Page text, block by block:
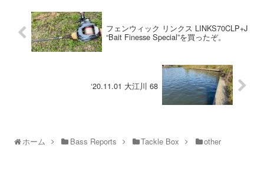
フェンウィック リンクス LINKS70CLP+J
“Bait Finesse Special”を買ったぞ。
‘20.11.01 大江川 68
ホーム Bass Reports Tackle Box other